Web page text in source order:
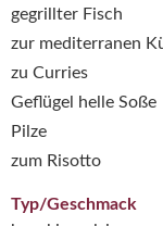
gegrillter Fisch
zur mediterranen
zu Curries
Geflügel helle Soße
Pilze
zum Risotto
Typ/Geschmack